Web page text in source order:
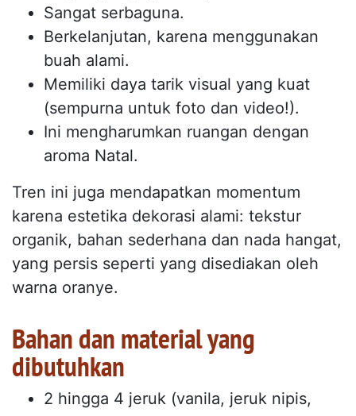
Sangat serbaguna.
Berkelanjutan, karena menggunakan
buah alami.
Memiliki daya tarik visual yang kuat
(sempurna untuk foto dan video!).
Ini mengharumkan ruangan dengan
aroma Natal.
Tren ini juga mendapatkan momentum
karena estetika dekorasi alami: tekstur
organik, bahan sederhana dan nada hangat,
yang persis seperti yang disediakan oleh
warna oranye.
Bahan dan material yang
dibutuhkan
2 hingga 4 jeruk (vanila, jeruk nipis,